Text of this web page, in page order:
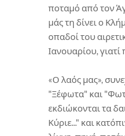
ποταμό από τον
μάς τη δίνει ο
οπαδοί του
Ιανουαρίου,
«Ο λαός μας»,
"Ξέφωτα" και
εκδιώκονται τα
Κύριε..." και